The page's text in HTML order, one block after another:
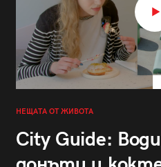
НЕЩАТА ОТ ЖИВОТА
City Guide: